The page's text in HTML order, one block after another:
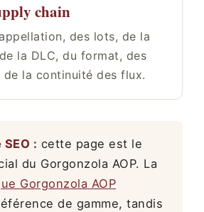
chain
des lots, de la
la DLC, du format, des
la continuité des flux.
: cette page est le
du Gorgonzola AOP. La
Gorgonzola AOP
de gamme, tandis